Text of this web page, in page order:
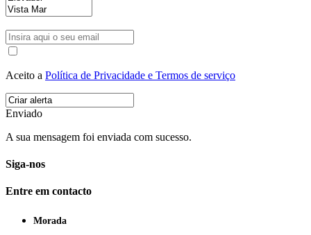
Aceito a Política de Privacidade e Termos de serviço
Enviado
A sua mensagem foi enviada com sucesso.
Siga-nos
Entre em contacto
Morada